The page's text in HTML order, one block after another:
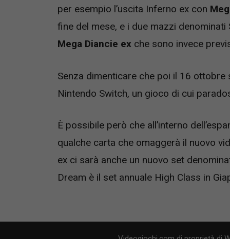
per esempio l’uscita Inferno ex con
fine del mese, e i due mazzi denominati
Mega Diancie ex che sono invece
Senza dimenticare che poi il 16
Nintendo Switch, un gioco di cui
È possibile però che all’interno
qualche carta che omaggerà il nuovo
ex ci sarà anche un nuovo set
Dream è il set annuale High Class in